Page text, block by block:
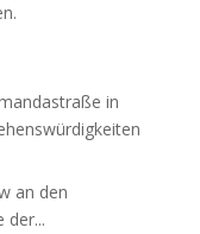
in
an den
der...